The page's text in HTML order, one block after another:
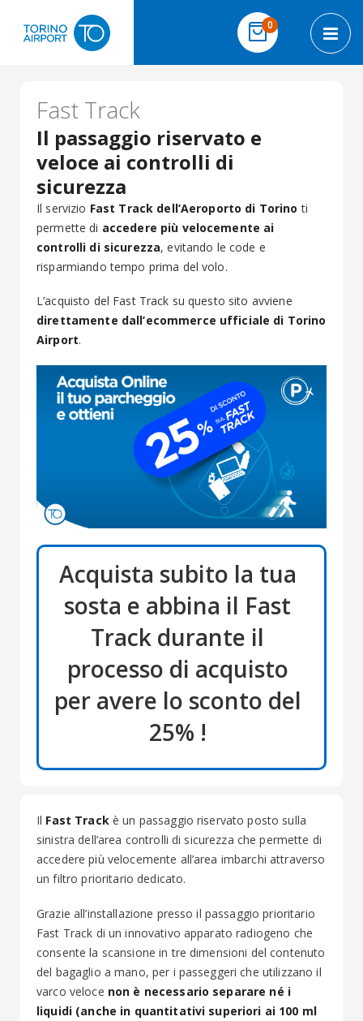
Cart
0elementi
Fast Track
Il passaggio riservato e
veloce ai controlli di
sicurezza
Il servizio Fast Track dell’Aeroporto di Torino ti
permette di accedere più velocemente ai
controlli di sicurezza, evitando le code e
risparmiando tempo prima del volo.
L’acquisto del Fast Track su questo sito avviene
direttamente dall’ecommerce ufficiale di Torino
Airport.
Acquista subito la tua
sosta e abbina il Fast
Track durante il
processo di acquisto
per avere lo sconto del
25% !
Il Fast Trackè un passaggio riservato posto sulla
sinistra dell’area controlli di sicurezza che permette di
accedere più velocemente all’area imbarchi attraverso
un filtro prioritario dedicato.
Grazie all’installazione presso il passaggio prioritario
Fast Track di un innovativo apparato radiogeno che
consente la scansione in tre dimensioni del contenuto
del bagaglio a mano, per i passeggeri che utilizzano il
varco veloce non è necessario separare né i
liquidi (anche in quantitativi superiori ai 100 ml